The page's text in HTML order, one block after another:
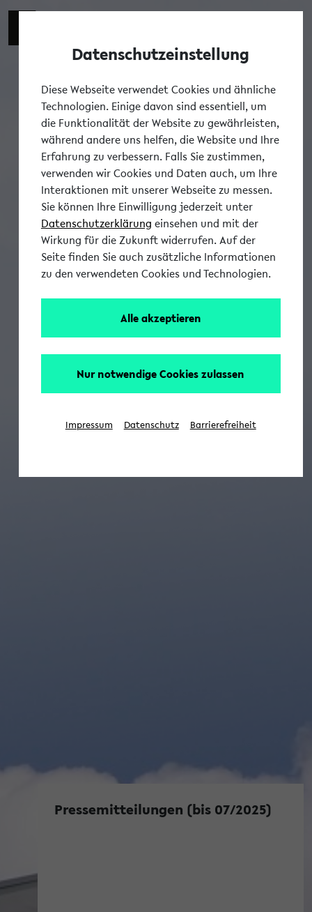
Pressemitteilungen (bis 07/2025)
Datenschutzeinstellung
Diese Webseite verwendet Cookies und ähnliche
Technologien. Einige davon sind essentiell, um
die Funktionalität der Website zu gewährleisten,
während andere uns helfen, die Website und Ihre
Erfahrung zu verbessern. Falls Sie zustimmen,
verwenden wir Cookies und Daten auch, um Ihre
Interaktionen mit unserer Webseite zu messen.
Sie können Ihre Einwilligung jederzeit unter
Datenschutzerklärung einsehen und mit der
Wirkung für die Zukunft widerrufen. Auf der
Seite finden Sie auch zusätzliche Informationen
zu den verwendeten Cookies und Technologien.
Alle akzeptieren
Nur notwendige Cookies zulassen
Impressum Datenschutz Barrierefreiheit